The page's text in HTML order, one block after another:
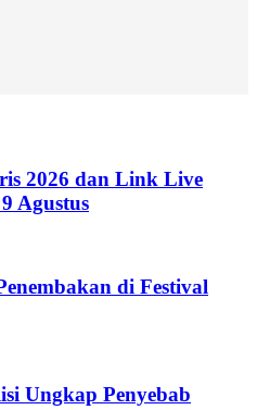
2026 dan Link Live
Agustus
di Festival
Ungkap Penyebab